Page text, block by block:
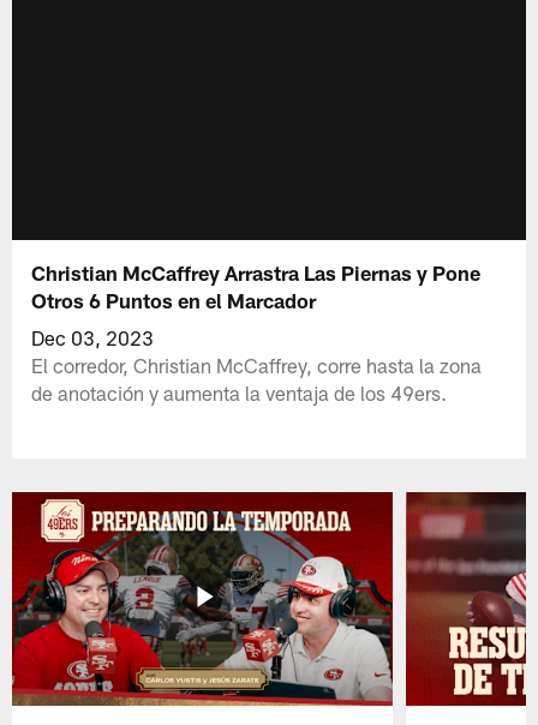
Christian McCaffrey Arrastra Las Piernas y Pone
Otros 6 Puntos en el Marcador
Dec 03, 2023
El corredor, Christian McCaffrey, corre hasta la zona
de anotación y aumenta la ventaja de los 49ers.